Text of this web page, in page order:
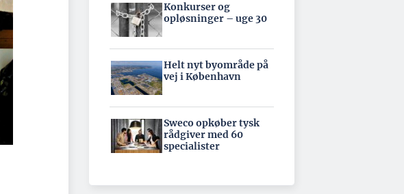
Konkurser og
opløsninger – uge 30
Helt nyt byområde på
vej i København
Sweco opkøber tysk
rådgiver med 60
specialister